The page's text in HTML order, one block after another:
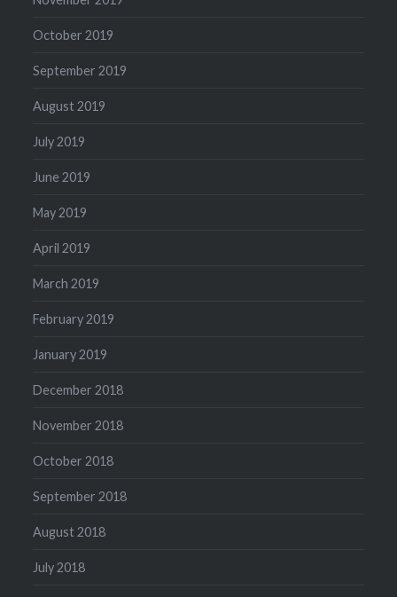
October 2019
September 2019
August 2019
July 2019
June 2019
May 2019
April 2019
March 2019
February 2019
January 2019
December 2018
November 2018
October 2018
September 2018
August 2018
July 2018